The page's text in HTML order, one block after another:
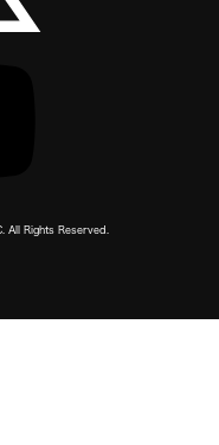
All Rights Reserved.